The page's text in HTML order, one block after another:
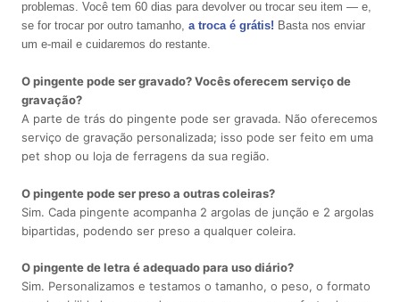
problemas. Você tem 60 dias para devolver ou trocar seu item — e,
se for trocar por outro tamanho, a troca é grátis! Basta nos enviar
um e-mail e cuidaremos do restante.
O pingente pode ser gravado? Vocês oferecem serviço de
gravação?
A parte de trás do pingente pode ser gravada. Não oferecemos
serviço de gravação personalizada; isso pode ser feito em uma
pet shop ou loja de ferragens da sua região.
O pingente pode ser preso a outras coleiras?
Sim. Cada pingente acompanha 2 argolas de junção e 2 argolas
bipartidas, podendo ser preso a qualquer coleira.
O pingente de letra é adequado para uso diário?
Sim. Personalizamos e testamos o tamanho, o peso, o formato